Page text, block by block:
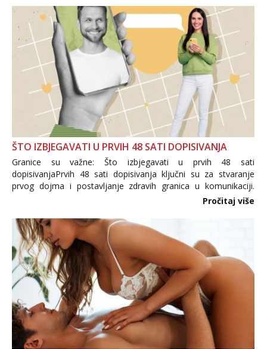
ŠTO IZBJEGAVATI U PRVIH 48 SATI DOPISIVANJA
Granice su važne: Što izbjegavati u prvih 48 sati
dopisivanjaPrvih 48 sati dopisivanja ključni su za stvaranje
prvog dojma i postavljanje zdravih granica u komunikaciji.
Važno je izbjeći prebrzo otkrivanje osobnih ili intimnih
informacija, jer nepoznata osoba još nije zaslužila to
povjerenje. Takođe...
Pročitaj više